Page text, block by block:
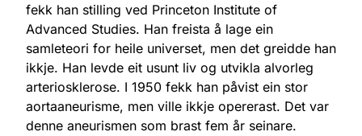
fekk han stilling ved Princeton Institute of
Advanced Studies. Han freista å lage ein
samleteori for heile universet, men det greidde han
ikkje. Han levde eit usunt liv og utvikla alvorleg
arteriosklerose. I 1950 fekk han påvist ein stor
aortaaneurisme, men ville ikkje opererast. Det var
denne aneurismen som brast fem år seinare.